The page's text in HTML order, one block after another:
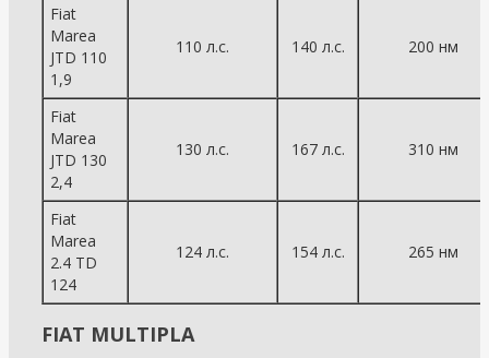
Fiat
Marea
JTD 110
1,9
110 л.с. 140 л.с. 200 нм
Fiat
Marea
JTD 130
2,4
130 л.с. 167 л.с. 310 нм
Fiat
Marea
2.4 TD
124
124 л.с. 154 л.с. 265 нм
FIAT MULTIPLA